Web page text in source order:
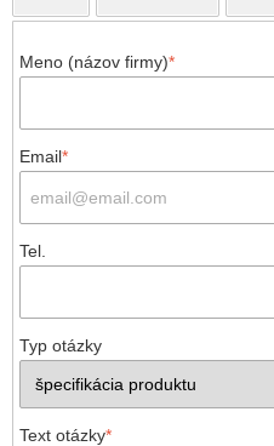
Meno (názov firmy)*
Email*
Tel.
Typ otázky
Text otázky*